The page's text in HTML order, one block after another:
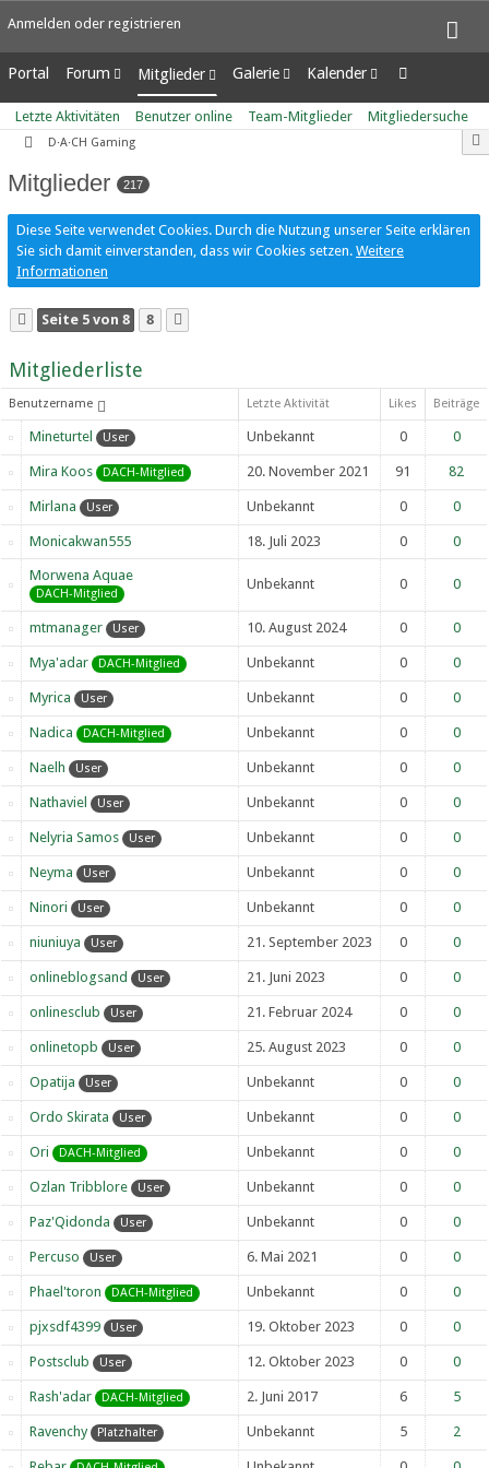
Anmelden oder registrieren
Portal Forum
Unerledigte Themen
Mitglieder
Letzte Aktivitäten
Benutzer online
Mitgliedersuche
Galerie
Alben
Bilder
Kalender
Wochenansicht
Tagesansicht
Letzte Aktivitäten Benutzer online Team-Mitglieder Mitgliedersuche
D·A·CH Gaming
Mitglieder 217
Diese Seite verwendet Cookies. Durch die Nutzung unserer Seite erklären
Sie sich damit einverstanden, dass wir Cookies setzen. Weitere
Informationen
Seite 5 von 8 8
Mitgliederliste
Benutzername Letzte Aktivität Likes Beiträge
Mineturtel User Unbekannt 0 0
Mira Koos DACH-Mitglied 20. November 2021 91 82
Mirlana User Unbekannt 0 0
Monicakwan555 18. Juli 2023 0 0
Morwena Aquae
DACH-Mitglied
Unbekannt 0 0
mtmanager User 10. August 2024 0 0
Mya'adar DACH-Mitglied Unbekannt 0 0
Myrica User Unbekannt 0 0
Nadica DACH-Mitglied Unbekannt 0 0
Naelh User Unbekannt 0 0
Nathaviel User Unbekannt 0 0
Nelyria Samos User Unbekannt 0 0
Neyma User Unbekannt 0 0
Ninori User Unbekannt 0 0
niuniuya User 21. September 2023 0 0
onlineblogsand User 21. Juni 2023 0 0
onlinesclub User 21. Februar 2024 0 0
onlinetopb User 25. August 2023 0 0
Opatija User Unbekannt 0 0
Ordo Skirata User Unbekannt 0 0
Ori DACH-Mitglied Unbekannt 0 0
Ozlan Tribblore User Unbekannt 0 0
Paz'Qidonda User Unbekannt 0 0
Percuso User 6. Mai 2021 0 0
Phael'toron DACH-Mitglied Unbekannt 0 0
pjxsdf4399 User 19. Oktober 2023 0 0
Postsclub User 12. Oktober 2023 0 0
Rash'adar DACH-Mitglied 2. Juni 2017 6 5
Ravenchy Platzhalter Unbekannt 5 2